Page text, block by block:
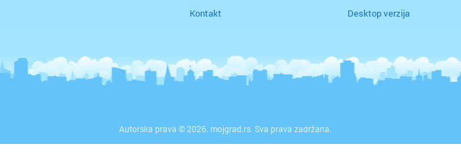
Kontakt
Desktop verzija
Autorska prava © 2026. mojgrad.rs. Sva prava zadržana.